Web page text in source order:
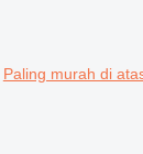
Paling murah di